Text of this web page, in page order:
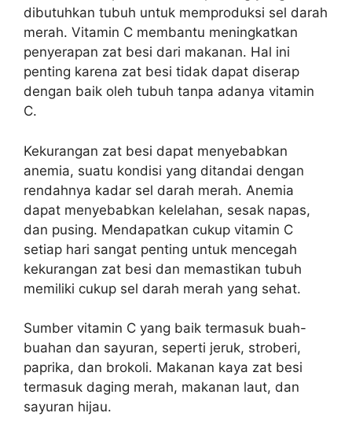
dibutuhkan tubuh untuk memproduksi sel darah
merah. Vitamin C membantu meningkatkan
penyerapan zat besi dari makanan. Hal ini
penting karena zat besi tidak dapat diserap
dengan baik oleh tubuh tanpa adanya vitamin
C.
Kekurangan zat besi dapat menyebabkan
anemia, suatu kondisi yang ditandai dengan
rendahnya kadar sel darah merah. Anemia
dapat menyebabkan kelelahan, sesak napas,
dan pusing. Mendapatkan cukup vitamin C
setiap hari sangat penting untuk mencegah
kekurangan zat besi dan memastikan tubuh
memiliki cukup sel darah merah yang sehat.
Sumber vitamin C yang baik termasuk buah-
buahan dan sayuran, seperti jeruk, stroberi,
paprika, dan brokoli. Makanan kaya zat besi
termasuk daging merah, makanan laut, dan
sayuran hijau.